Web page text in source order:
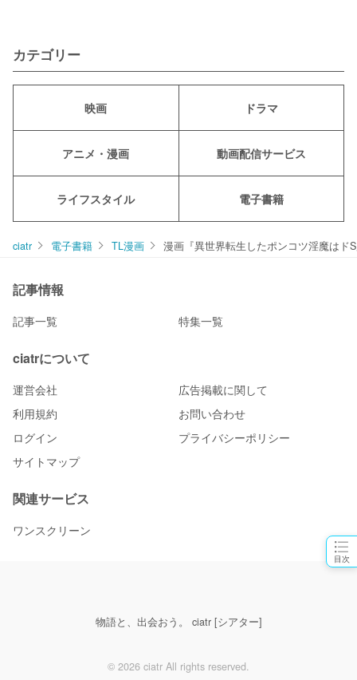
目次
カテゴリー
映画 ドラマ
アニメ・漫画 動画配信サービス
ライフスタイル 電子書籍
ciatr 電子書籍 TL漫画 漫画『異世界転生したポンコツ淫魔はド
記事情報
記事一覧 特集一覧
ciatrについて
運営会社
広告掲載に関して
利用規約
お問い合わせ
ログイン
プライバシーポリシー
サイトマップ
関連サービス
ワンスクリーン
物語と、出会おう。 ciatr [シアター]
© 2026 ciatr All rights reserved.